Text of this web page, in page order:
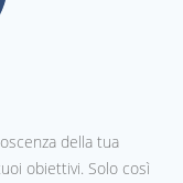
della tua
obiettivi. Solo così